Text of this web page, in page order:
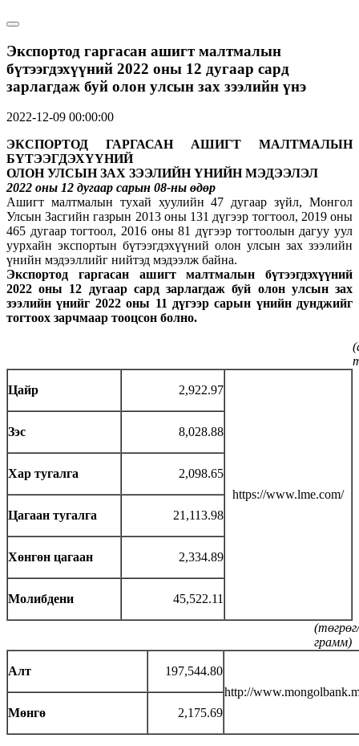
Экспортод гаргасан ашигт малтмалын
бүтээгдэхүүний 2022 оны 12 дугаар сард
зарлагдаж буй олон улсын зах зээлийн үнэ
2022-12-09 00:00:00
ЭКСПОРТОД ГАРГАСАН АШИГТ МАЛТМАЛЫН
БҮТЭЭГДЭХҮҮНИЙ
ОЛОН УЛСЫН ЗАХ ЗЭЭЛИЙН ҮНИЙН МЭДЭЭЛЭЛ
2022 оны 12 дугаар сарын 08-ны өдөр
Ашигт малтмалын тухай хуулийн 47 дугаар зүйл, Монгол
Улсын Засгийн газрын 2013 оны 131 дүгээр тогтоол, 2019 оны
465 дугаар тогтоол, 2016 оны 81 дүгээр тогтоолын дагуу уул
уурхайн экспортын бүтээгдэхүүний олон улсын зах зээлийн
үнийн мэдээллийг нийтэд мэдээлж байна.
Экспортод гаргасан ашигт малтмалын бүтээгдэхүүний
2022 оны 12 дугаар сард зарлагдаж буй олон улсын зах
зээлийн үнийг 2022 оны 11 дүгээр сарын үнийн дунджийг
тогтоох зарчмаар тооцсон болно.
Цайр 2,922.97
https://www.lme.com/
Зэс 8,028.88
Хар тугалга 2,098.65
Цагаан тугалга 21,113.98
Хөнгөн цагаан 2,334.89
Молибдени 45,522.11
(төгрөг/
грамм)
Алт
197,544.80
http://
Мөнгө
2,175.69